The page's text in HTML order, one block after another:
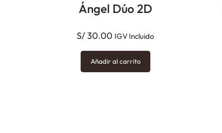
Ángel Dúo 2D
S/30.00 IGV Incluido
Añadir al carrito